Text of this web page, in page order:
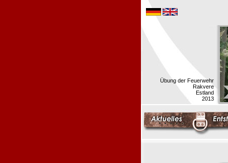
Übung der Feuerwehr
Rakvere
Estland
2013